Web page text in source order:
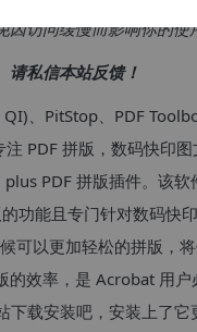
因访问缓慢而影响你的使
请私信本站反馈！
QI)、PitStop、PDF
PDF 拼版，数码快印
PDF 拼版插件。该软
功能且专门针对数码快
可以更加轻松的拼版，
的效率，是 Acrobat 用
下载安装吧，安装上了它